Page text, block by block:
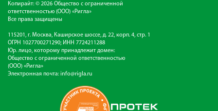
Копирайт: © 2026 Общество с ограниченной
ответственностью (ООО) «Ригла»
Все права защищены
115201, г. Москва, Каширское шоссе, д. 22, корп. 4, стр. 1
ОГРН 1027700271290; ИНН 7724211288
Юр. лицо, которому принадлежит домен:
Общество с ограниченной ответственностью
(ООО) «Ригла»
Электронная почта: info@rigla.ru